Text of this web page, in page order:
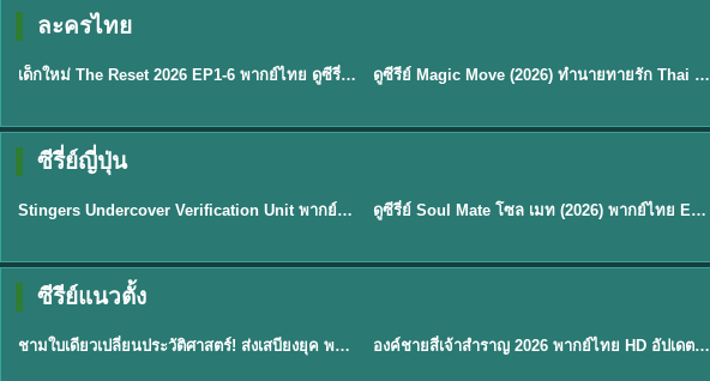
ละครไทย
★ 8 EP.6
พากย์ไทย
เด็กใหม่ The Reset 2026 EP1-6 พากย์ไทย ดูซีรี่ย์ Netflix ล่าสุด HD ดูซีรีย์ Magic Move (2026) ทำนายทายรัก Thai EP.1-10 HD
ซีรี่ย์ญี่ปุ่น
EP.11
พากย์ไทย
Stingers Undercover Verification Unit พากย์ไทย EP1-11 HD ฟรี ★8 EP.8ดูซีรี่ย์ Soul Mate โซล เมท (2026) พากย์ไทย EP.1-8 (จบ)
ซีรีย์แนวตั้ง
EP.1
พากย์ไทย
ชามใบเดียวเปลี่ยนประวัติศาสตร์! ส่งเสบียงยุค พากย์ไทย EP.1องค์ชายสี่เจ้าสำราญ 2026 พากย์ไทย HD อัปเดตล่าสุด ดูออนไลน์